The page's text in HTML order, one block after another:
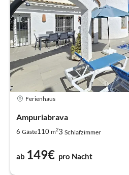
Ferienhaus
Ampuriabrava
6 Gäste110 m23 Schlafzimmer
ab 149€ pro Nacht